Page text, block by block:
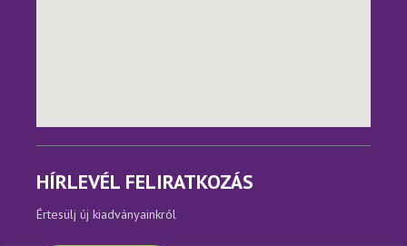
HÍRLEVÉL FELIRATKOZÁS
Értesülj új kiadványainkról